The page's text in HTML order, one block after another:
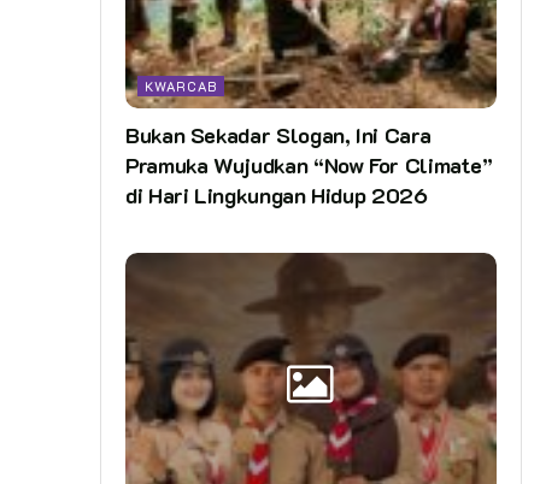
KWARCAB
Bukan Sekadar Slogan, Ini Cara
Pramuka Wujudkan “Now For Climate”
di Hari Lingkungan Hidup 2026